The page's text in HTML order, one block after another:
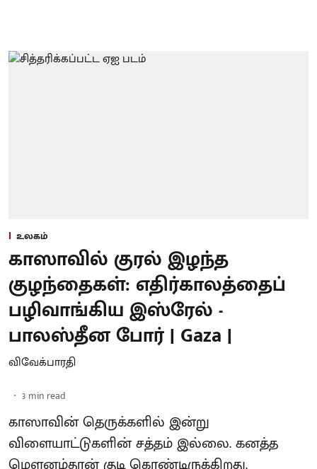
உலகம்
காஸாவில் குரல் இழந்த
குழந்தைகள்: எதிர்காலத்தைப்
பழிவாங்கிய இஸ்ரேல் -
பாலஸ்தீன போர் | Gaza |
விவேக்பாரதி
3 min read
காஸாவின் தெருக்களில் இன்று
விளையாட்டுகளின் சத்தம் இல்லை. கனத்த